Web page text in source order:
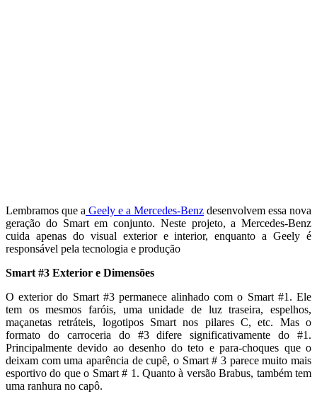
Lembramos que a Geely e a Mercedes-Benz desenvolvem essa nova
geração do Smart em conjunto. Neste projeto, a Mercedes-Benz
cuida apenas do visual exterior e interior, enquanto a Geely é
responsável pela tecnologia e produção
Smart #3 Exterior e Dimensões
O exterior do Smart #3 permanece alinhado com o Smart #1. Ele
tem os mesmos faróis, uma unidade de luz traseira, espelhos,
maçanetas retráteis, logotipos Smart nos pilares C, etc. Mas o
formato do carroceria do #3 difere significativamente do #1.
Principalmente devido ao desenho do teto e para-choques que o
deixam com uma aparência de cupê, o Smart # 3 parece muito mais
esportivo do que o Smart # 1. Quanto à versão Brabus, também tem
uma ranhura no capô.